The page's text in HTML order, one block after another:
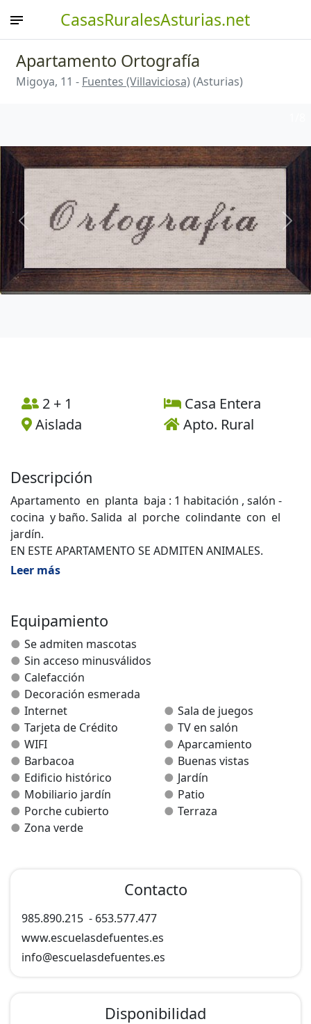
CasasRuralesAsturias.net
Apartamento Ortografía
Migoya, 11 - Fuentes (Villaviciosa) (Asturias)
Anterior
2 + 1
Casa Entera
Aislada
Apto. Rural
Descripción
Apartamento en planta baja : 1 habitación , salón -
cocina y baño. Salida al porche colindante con el
jardín.
EN ESTE APARTAMENTO SE ADMITEN ANIMALES.
Leer más
Equipamiento
Se admiten mascotas
Sin acceso minusválidos
Calefacción
Decoración esmerada
Internet
Sala de juegos
Tarjeta de Crédito
TV en salón
WIFI
Aparcamiento
Barbacoa
Buenas vistas
Edificio histórico
Jardín
Mobiliario jardín
Patio
Porche cubierto
Terraza
Zona verde
Contacto
985.890.215 - 653.577.477
www.escuelasdefuentes.es
info@escuelasdefuentes.es
Disponibilidad